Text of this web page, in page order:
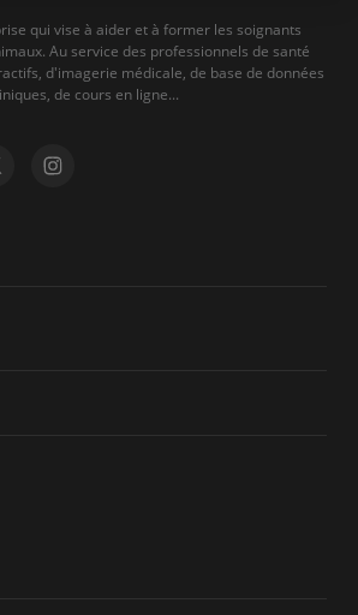
qui vise à aider et à former les soignants
Au service des professionnels de santé
d'imagerie médicale, de base de données
de cours en ligne...